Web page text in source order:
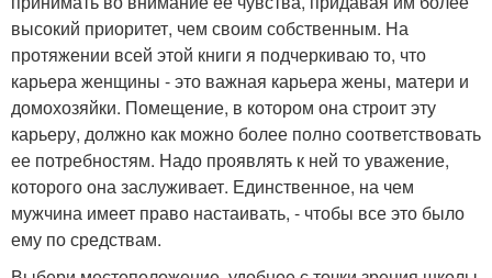
высокий приоритет, чем своим собственным. На
протяжении всей этой книги я подчеркиваю то, что
карьера женщины - это важная карьера жены, матери и
домохозяйки. Помещение, в котором она строит эту
карьеру, должно как можно более полно соответствовать
ее потребностям. Надо проявлять к ней то уважение,
которого она заслуживает. Единственное, на чем
мужчина имеет право настаивать, - чтобы все это было
ему по средствам.